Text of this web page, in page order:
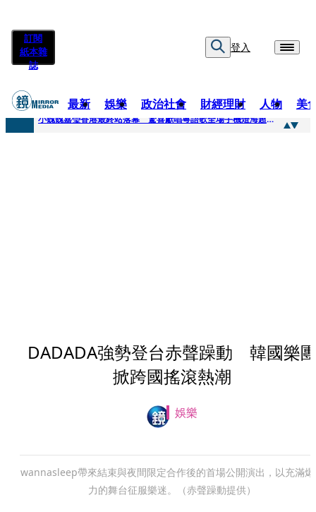
訂閱
紙本雜
誌
登入
最新 娛樂 政治社會 財經理財 人物 美
快訊
小魏魏嘉瑩香港最終站落幕 驚喜獻唱粵語歌全場手機燈海超感動
DADADA強勢登台赤聲躁動 韓國樂
掀跨國搖滾熱潮
娛樂
wannasleep帶來結束與夜間限定合作後的首場公開演出，以充滿
力的舞台征服樂迷。（赤聲躁動提供）